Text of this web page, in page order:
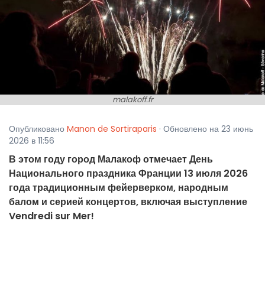
malakoff.fr
Опубликовано Manon de Sortiraparis · Обновлено на 23 июнь
2026 в 11:56
В этом году город Малакоф отмечает День
Национального праздника Франции 13 июля 2026
года традиционным фейерверком, народным
балом и серией концертов, включая выступление
Vendredi sur Mer!